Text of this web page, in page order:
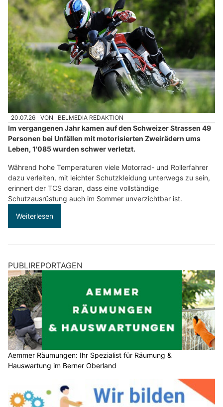
20.07.26 VON BELMEDIA REDAKTION
Im vergangenen Jahr kamen auf den Schweizer Strassen 49
Personen bei Unfällen mit motorisierten Zweirädern ums
Leben, 1'085 wurden schwer verletzt.
Während hohe Temperaturen viele Motorrad- und Rollerfahrer
dazu verleiten, mit leichter Schutzkleidung unterwegs zu sein,
erinnert der TCS daran, dass eine vollständige
Schutzausrüstung auch im Sommer unverzichtbar ist.
Weiterlesen
PUBLIREPORTAGEN
Aemmer Räumungen: Ihr Spezialist für Räumung &
Hauswartung im Berner Oberland